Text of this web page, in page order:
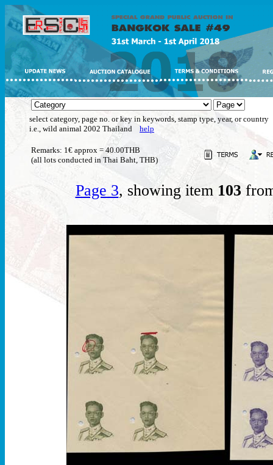
select category, page no. or key in keywords, stamp type, year, or country
i.e., wild animal 2002 Thailand help
Remarks: 1€ approx = 40.00THB
(all lots conducted in Thai Baht, THB)
Page 3, showing item 103